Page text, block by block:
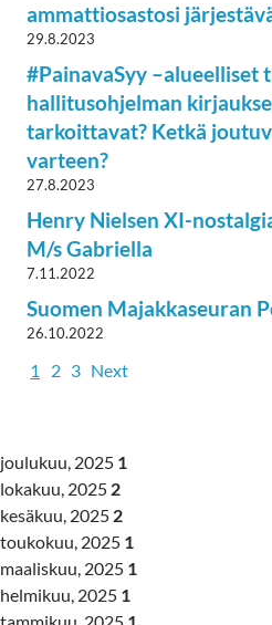
ammattiosastosi
29.8.2023
#PainavaSyy –alueelliset
hallitusohjelman
tarkoittavat? Ketkä
varteen?
27.8.2023
Henry Nielsen XI-
M/s Gabriella
7.11.2022
Suomen Majakkaseuran
26.10.2022
1 2 3 Next
joulukuu, 2025 1
lokakuu, 2025 2
kesäkuu, 2025 2
toukokuu, 2025 1
maaliskuu, 2025 1
helmikuu, 2025 1